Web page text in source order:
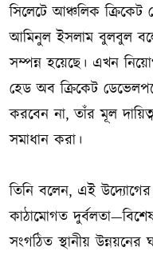
সিলেটে আঞ্চলিক ক্রিকেট
আমিনুল ইসলাম বুলবুল
সম্পন্ন হয়েছে। এখন
হেড অব ক্রিকেট
করবেন না, তাঁর মূল
সমাধান করা।
তিনি বলেন, এই উদ্যোগের
কাঠামোগত
সংগঠিত স্থানীয় উন্নয়নের